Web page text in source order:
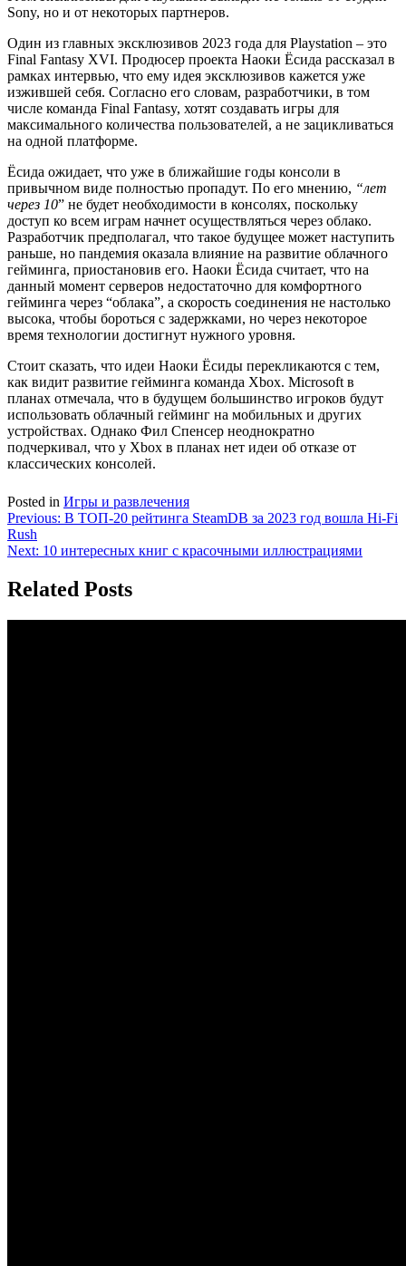
Sony, но и от некоторых партнеров.
Один из главных эксклюзивов 2023 года для Playstation – это
Final Fantasy XVI. Продюсер проекта Наоки Ëсида рассказал в
рамках интервью, что ему идея эксклюзивов кажется уже
изжившей себя. Согласно его словам, разработчики, в том
числе команда Final Fantasy, хотят создавать игры для
максимального количества пользователей, а не зацикливаться
на одной платформе.
Ëсида ожидает, что уже в ближайшие годы консоли в
привычном виде полностью пропадут. По его мнению, “лет
через 10” не будет необходимости в консолях, поскольку
доступ ко всем играм начнет осуществляться через облако.
Разработчик предполагал, что такое будущее может наступить
раньше, но пандемия оказала влияние на развитие облачного
гейминга, приостановив его. Наоки Ëсида считает, что на
данный момент серверов недостаточно для комфортного
гейминга через “облака”, а скорость соединения не настолько
высока, чтобы бороться с задержками, но через некоторое
время технологии достигнут нужного уровня.
Стоит сказать, что идеи Наоки Ëсиды перекликаются с тем,
как видит развитие гейминга команда Xbox. Microsoft в
планах отмечала, что в будущем большинство игроков будут
использовать облачный гейминг на мобильных и других
устройствах. Однако Фил Спенсер неоднократно
подчеркивал, что у Xbox в планах нет идеи об отказе от
классических консолей.
Posted in Игры и развлечения
Навигация
по
Previous: В ТОП-20 рейтинга SteamDB за 2023 год вошла Hi-Fi
Rush
Next: 10 интересных книг с красочными иллюстрациями
Related Posts